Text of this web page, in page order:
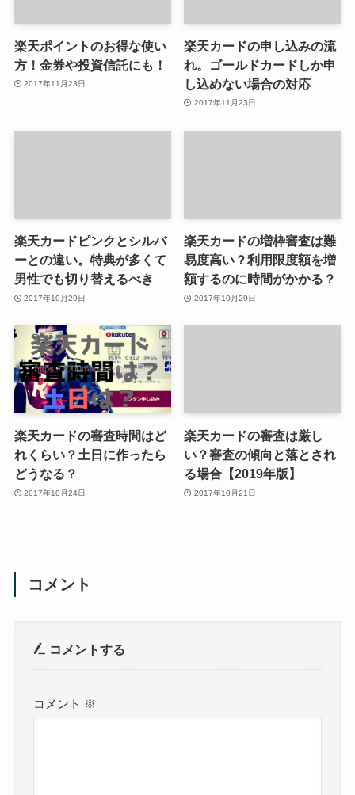
楽天ポイントのお得な使い
方！金券や投資信託にも！
2017年11月23日
楽天カードの申し込みの流
れ。ゴールドカードしか申
し込めない場合の対応
2017年11月23日
楽天カードピンクとシルバ
ーとの違い。特典が多くて
男性でも切り替えるべき
2017年10月29日
楽天カードの増枠審査は難
易度高い？利用限度額を増
額するのに時間がかかる？
2017年10月29日
楽天カードの審査時間はど
れくらい？土日に作ったら
どうなる？
2017年10月24日
楽天カードの審査は厳し
い？審査の傾向と落とされ
る場合【2019年版】
2017年10月21日
コメント
コメントする
コメント ※